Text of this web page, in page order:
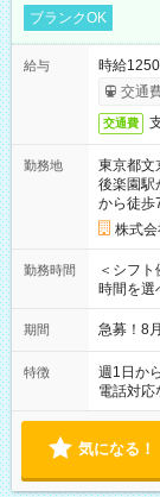
ブランクOK
給与
時給
交通
交通費
勤務地
東京都文
後楽園駅
から徒歩
株式
勤務時間
＜シフト例＞
時間を選
期間 急募！8
特徴 週1日か
電話対応
気になる！